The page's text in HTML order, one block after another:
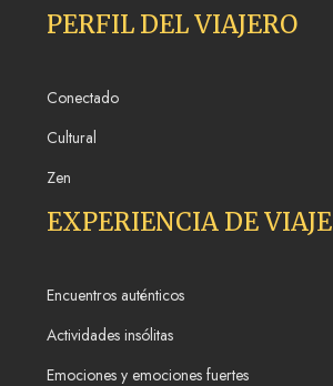
PERFIL DEL VIAJERO
Conectado
Cultural
Zen
EXPERIENCIA DE VIAJE
Encuentros auténticos
Actividades insólitas
Emociones y emociones fuertes